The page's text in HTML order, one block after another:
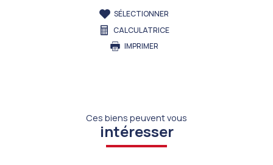
SÉLECTIONNER
CALCULATRICE
IMPRIMER
Ces biens peuvent vous
intéresser